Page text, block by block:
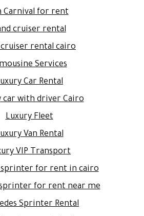
Carnival for rent
cruiser rental
cruiser rental cairo
Services
Car Rental
car with driver Cairo
Luxury Fleet
Van Rental
VIP Transport
sprinter for rent in cairo
for rent near me
Sprinter Rental